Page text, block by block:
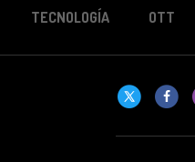
TECNOLOGÍA OTT